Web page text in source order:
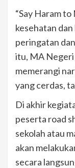
“Say Haram
kesehatan
peringatan
itu, MA
memerangi
yang cerdas,
Di akhir
peserta road
sekolah atau
akan
secara